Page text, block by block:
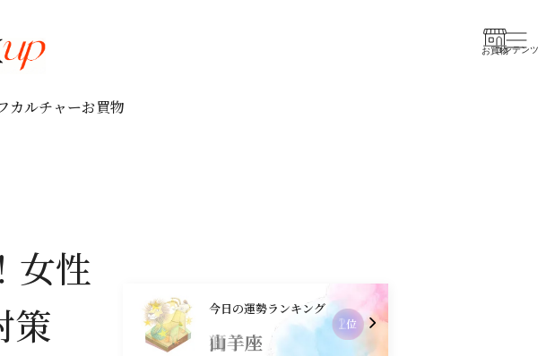
お買物コンテンツ
カルチャーお買物
女性
策
今日の運勢ランキング
獅子座
2位